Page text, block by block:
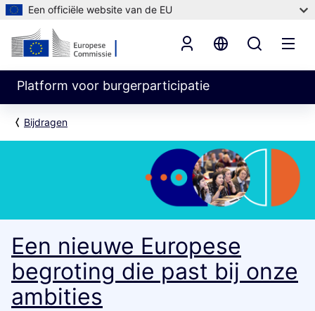
Een officiële website van de EU
Platform voor burgerparticipatie
Bijdragen
Een nieuwe Europese
begroting die past bij onze
ambities